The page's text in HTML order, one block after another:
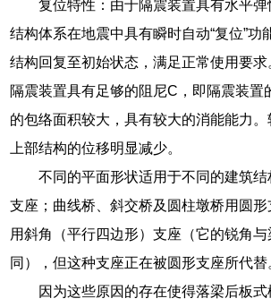
复位特性：由于隔震装置具有水平
结构体系在地震中具有瞬时自动“复位”功
结构回复至初始状态，满足正常使用要求
隔震装置具有足够的阻尼C，即隔震装置
的包络面积较大，具有较大的消能能力
上部结构的位移明显减少。
不同的平面形状适用于不同的建筑
支座；曲线桥、斜交桥及圆柱墩桥用圆
用斜角（平行四边形）支座（它的锐角
同），但这种支座正在被圆形支座所代替
因为这些原因的存在使得落梁后板